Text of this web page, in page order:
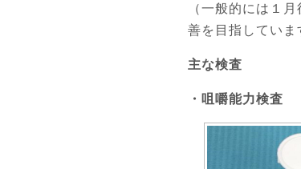
（一般的には１
善を目指していま
主な検査
・咀嚼能力検査